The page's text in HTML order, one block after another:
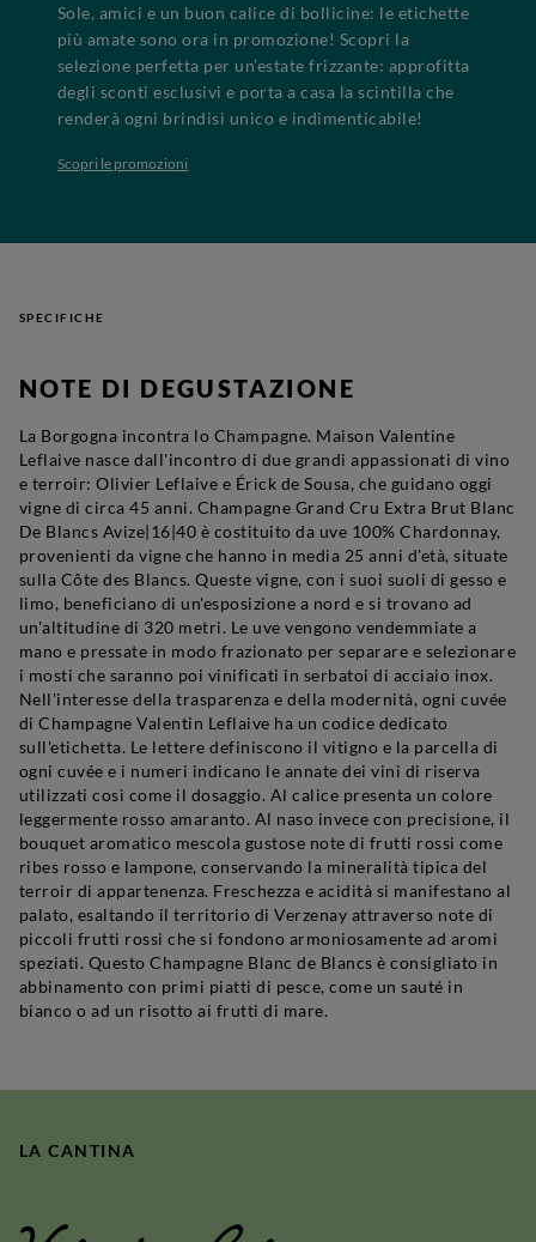
Sole, amici e un buon calice di bollicine: le etichette
più amate sono ora in promozione! Scopri la
selezione perfetta per un’estate frizzante: approfitta
degli sconti esclusivi e porta a casa la scintilla che
renderà ogni brindisi unico e indimenticabile!
Scopri le promozioni
SPECIFICHE
NOTE DI DEGUSTAZIONE
La Borgogna incontra lo Champagne. Maison Valentine
Leflaive nasce dall'incontro di due grandi appassionati di vino
e terroir: Olivier Leflaive e Érick de Sousa, che guidano oggi
vigne di circa 45 anni. Champagne Grand Cru Extra Brut Blanc
De Blancs Avize|16|40 è costituito da uve 100% Chardonnay,
provenienti da vigne che hanno in media 25 anni d'età, situate
sulla Côte des Blancs. Queste vigne, con i suoi suoli di gesso e
limo, beneficiano di un'esposizione a nord e si trovano ad
un'altitudine di 320 metri. Le uve vengono vendemmiate a
mano e pressate in modo frazionato per separare e selezionare
i mosti che saranno poi vinificati in serbatoi di acciaio inox.
Nell'interesse della trasparenza e della modernità, ogni cuvée
di Champagne Valentin Leflaive ha un codice dedicato
sull'etichetta. Le lettere definiscono il vitigno e la parcella di
ogni cuvée e i numeri indicano le annate dei vini di riserva
utilizzati così come il dosaggio. Al calice presenta un colore
leggermente rosso amaranto. Al naso invece con precisione, il
bouquet aromatico mescola gustose note di frutti rossi come
ribes rosso e lampone, conservando la mineralità tipica del
terroir di appartenenza. Freschezza e acidità si manifestano al
palato, esaltando il territorio di Verzenay attraverso note di
piccoli frutti rossi che si fondono armoniosamente ad aromi
speziati. Questo Champagne Blanc de Blancs è consigliato in
abbinamento con primi piatti di pesce, come un sauté in
bianco o ad un risotto ai frutti di mare.
LA CANTINA